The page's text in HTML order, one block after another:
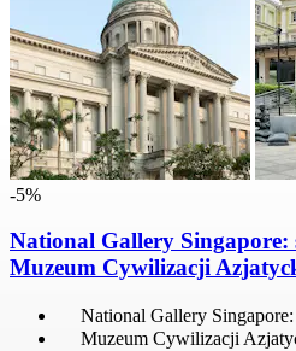
-5%
National Gallery Singapore:
Muzeum Cywilizacji
National Gallery
Muzeum Cywilizacji